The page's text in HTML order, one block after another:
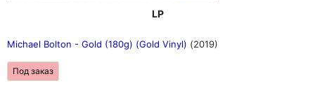
LP
Michael Bolton - Gold (180g) (Gold Vinyl) (2019)
Под заказ